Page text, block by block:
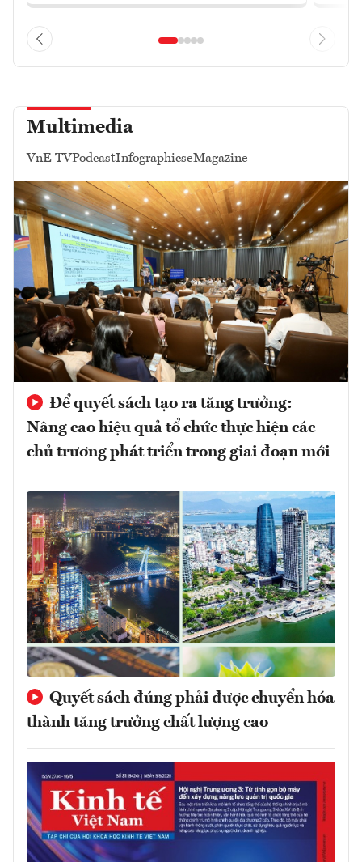
Multimedia
VnE TVPodcastInfographicseMagazine
Để quyết sách tạo ra tăng trưởng:
Nâng cao hiệu quả tổ chức thực hiện các
chủ trương phát triển trong giai đoạn mới
Quyết sách đúng phải được chuyển hóa
thành tăng trưởng chất lượng cao